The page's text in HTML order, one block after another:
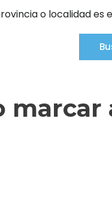
o localidad es
marcar